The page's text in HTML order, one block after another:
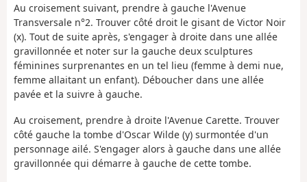
Au croisement suivant, prendre à gauche l'Avenue
Transversale n°2. Trouver côté droit le gisant de Victor Noir
(x). Tout de suite après, s'engager à droite dans une allée
gravillonnée et noter sur la gauche deux sculptures
féminines surprenantes en un tel lieu (femme à demi nue,
femme allaitant un enfant). Déboucher dans une allée
pavée et la suivre à gauche.
Au croisement, prendre à droite l'Avenue Carette. Trouver
côté gauche la tombe d'Oscar Wilde (y) surmontée d'un
personnage ailé. S'engager alors à gauche dans une allée
gravillonnée qui démarre à gauche de cette tombe.